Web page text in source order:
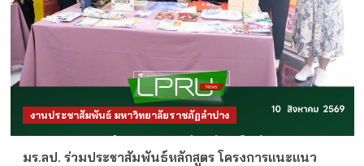
งานประชาสัมพันธ์ มหาวิทยาลัยราชภัฏลำปาง
มร.ลป. ร่วมประชาสัมพันธ์หลักสูตร โครงการแนะแนว